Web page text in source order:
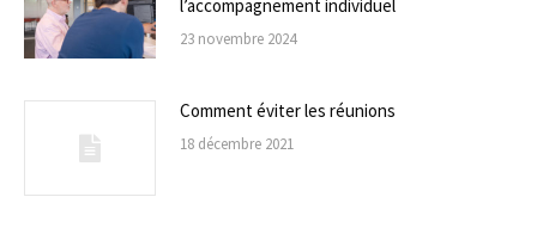
l’accompagnement individuel
23 novembre 2024
Comment éviter les réunions
18 décembre 2021